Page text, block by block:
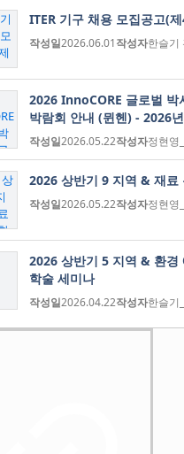
ITER 기구 채용 모집공고(
작성일2026.06.01작성자한슬기
2026 InnoCORE 글로벌 박
박람회 안내 (뮌헨) - 2026
작성일2026.05.22작성자정현영
2026 상반기 9 지역 & 재료
작성일2026.05.22작성자정현영
2026 상반기 5 지역 & 환경
학술 세미나
작성일2026.04.22작성자한슬기